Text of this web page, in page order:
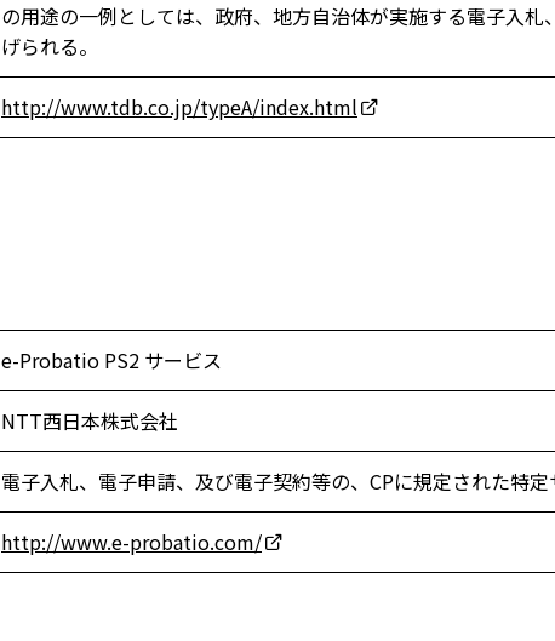
の用途の一例としては、政府、地方自治体が実施する電子入
げられる。
http://www.tdb.co.jp/typeA/index.html
e-Probatio PS2 サービス
NTT西日本株式会社
電子入札、電子申請、及び電子契約等の、CPに規定された特定
http://www.e-probatio.com/